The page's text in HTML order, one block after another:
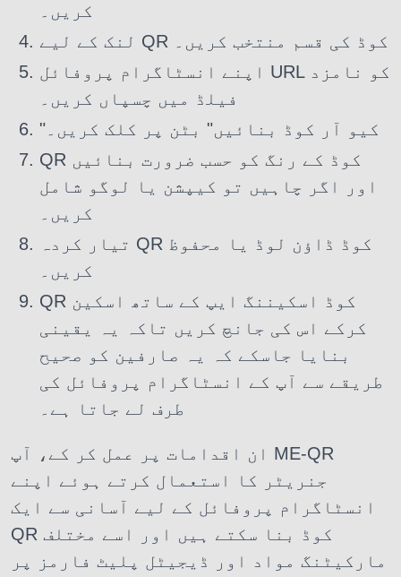
کریں۔
لنک کے لیے QR کوڈ کی قسم منتخب کریں۔
اپنے انسٹاگرام پروفائل URL کو نامزد
فیلڈ میں چسپاں کریں۔
"کیو آر کوڈ بنائیں" بٹن پر کلک کریں۔
QR کوڈ کے رنگ کو حسب ضرورت بنائیں
اور اگر چاہیں تو کیپشن یا لوگو شامل
کریں۔
تیار کردہ QR کوڈ ڈاؤن لوڈ یا محفوظ
کریں۔
QR کوڈ اسکیننگ ایپ کے ساتھ اسکین
کرکے اس کی جانچ کریں تاکہ یہ یقینی
بنایا جاسکے کہ یہ صارفین کو صحیح
طریقے سے آپ کے انسٹاگرام پروفائل کی
طرف لے جاتا ہے۔
ان اقدامات پر عمل کر کے، آپ ME-QR
جنریٹر کا استعمال کرتے ہوئے اپنے
انسٹاگرام پروفائل کے لیے آسانی سے ایک
QR کوڈ بنا سکتے ہیں اور اسے مختلف
مارکیٹنگ مواد اور ڈیجیٹل پلیٹ فارمز پر